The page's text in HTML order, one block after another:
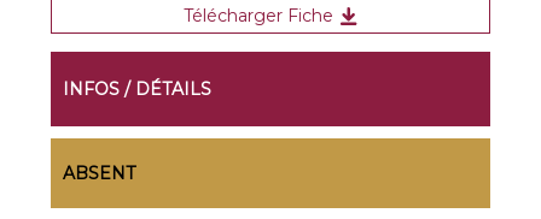
Télécharger Fiche
INFOS / DÉTAILS
ABSENT